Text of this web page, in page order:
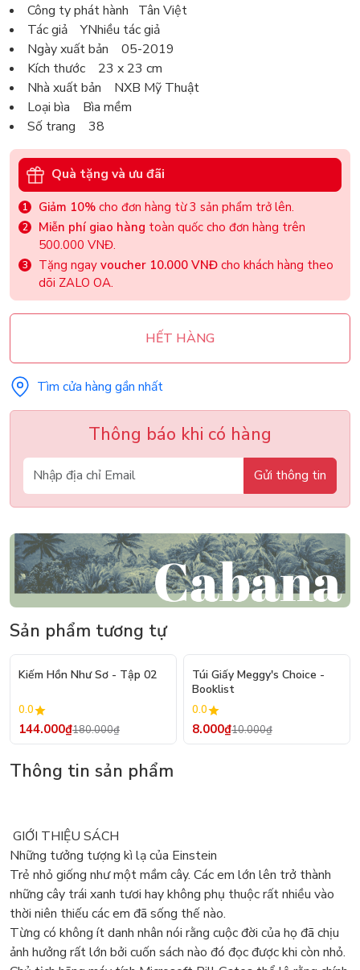
Công ty phát hành Tân Việt
Tác giả YNhiều tác giả
Ngày xuất bản 05-2019
Kích thước 23 x 23 cm
Nhà xuất bản NXB Mỹ Thuật
Loại bìa Bìa mềm
Số trang 38
Quà tặng và ưu đãi
Giảm 10% cho đơn hàng từ 3 sản phẩm trở lên.
Miễn phí giao hàng toàn quốc cho đơn hàng trên
500.000 VNĐ.
Tặng ngay voucher 10.000 VNĐ cho khách hàng theo
dõi ZALO OA.
HẾT HÀNG
Tìm cửa hàng gần nhất
Thông báo khi có hàng
Gửi thông tin
Sản phẩm tương tự
- 20%
Kiếm Hồn Như Sơ - Tập 02
0.0
144.000₫180.000₫
Túi Giấy Meggy's Choice -
Booklist
0.0
8.000₫10.000₫
Thông tin sản phẩm
GIỚI THIỆU SÁCH
Những tưởng tượng kì lạ của Einstein
Trẻ nhỏ giống như một mầm cây. Các em lớn lên trở thành
những cây trái xanh tươi hay không phụ thuộc rất nhiều vào
thời niên thiếu các em đã sống thế nào.
Từng có không ít danh nhân nói rằng cuộc đời của họ đã chịu
ảnh hưởng rất lớn bởi cuốn sách nào đó đọc được khi còn nhỏ.